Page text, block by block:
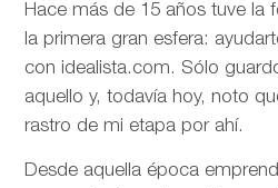
Hace más de 15 años tuve la
la primera gran esfera:
con idealista.com. Sólo
aquello y, todavía hoy, noto
rastro de mi etapa por ahí.
Desde aquella época